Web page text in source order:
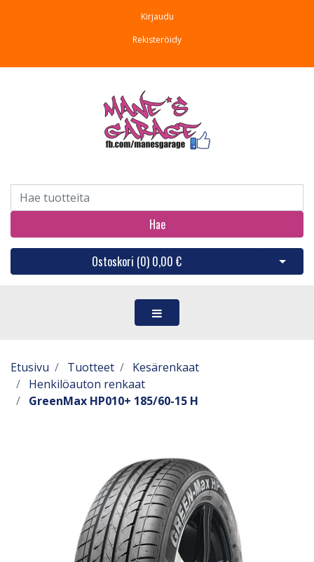
Kirjaudu
Rekisteröidy
Hae
Ostoskori (0) 0,00 € Avaa
Etusivu Tuotteet
Kesärenkaat
Henkilöauton renkaat
GreenMax HP010+ 185/60-15 H